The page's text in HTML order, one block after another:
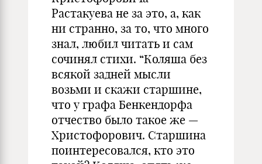
Растакуева не за это, а, как
ни странно, за то, что много
знал, любил читать и сам
сочинял стихи. “Коляша без
всякой задней мысли
возьми и скажи старшине,
что у графа Бенкендорфа
отчество было такое же —
Христофорович. Старшина
поинтересовался, кто это